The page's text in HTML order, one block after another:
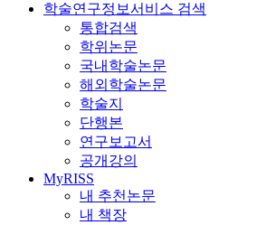
학술연구정보서비스 검색
통합검색
학위논문
국내학술논문
해외학술논문
학술지
단행본
연구보고서
공개강의
MyRISS
내 추천논문
내 책장